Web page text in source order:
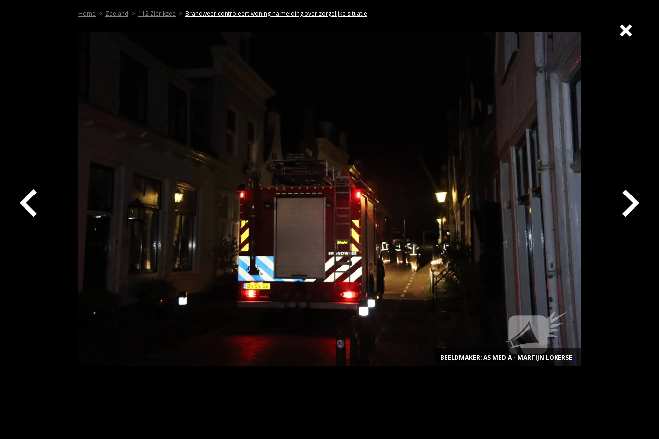
Home Zeeland 112 Zierikzee Brandweer controleert woning na melding over zorgelijke situatie
BEELDMAKER: AS MEDIA - MARTIJN LOKERSE .